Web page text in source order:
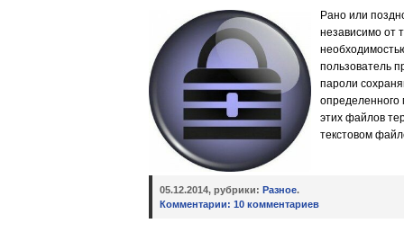
Рано или
независимо от
пользователь
пароли
определенного
этих файлов
текстовом
05.12.2014, рубрики: Разное.
Комментарии: 10 комментариев